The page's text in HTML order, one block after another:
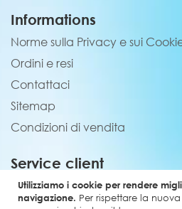
Utilizziamo i cookie per rendere
navigazione. Per rispettare la
Informations
Norme sulla Privacy e sui
Ordini e resi
Contattaci
Sitemap
Condizioni di vendita
Service client
02 44 84 90 44